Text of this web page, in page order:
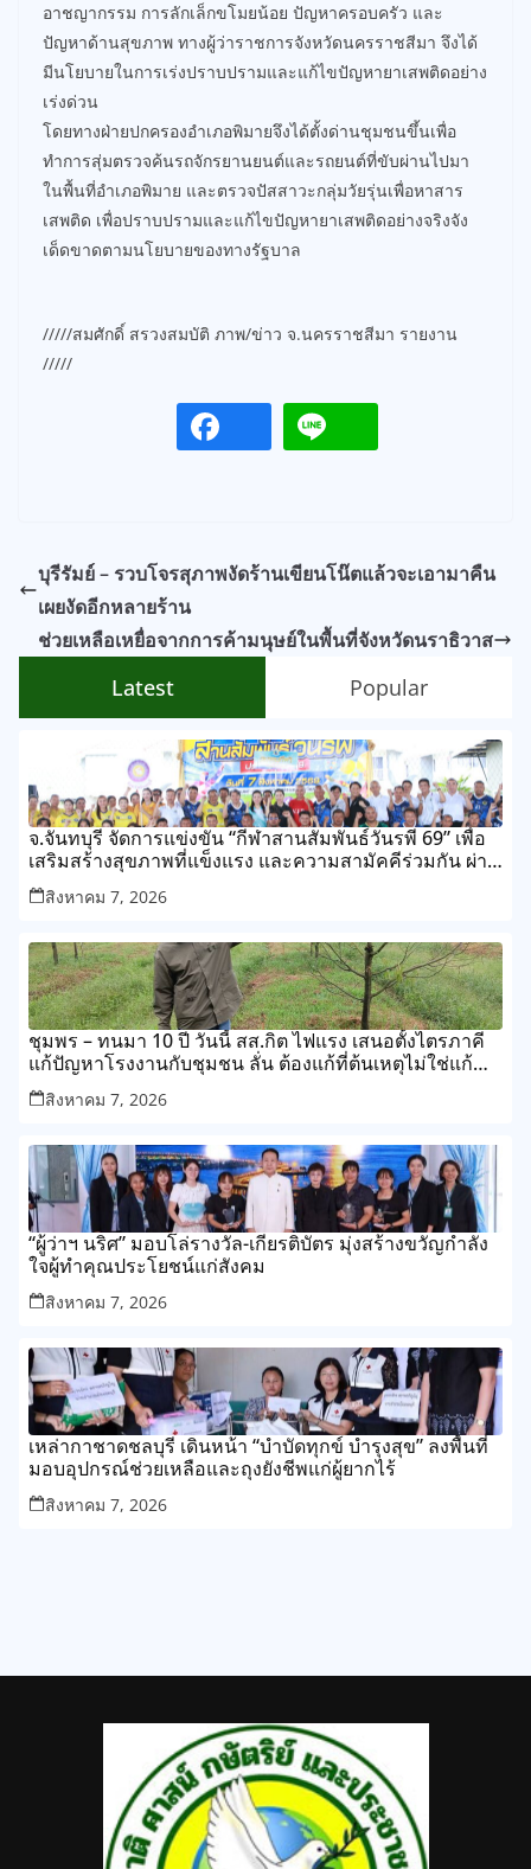
อาชญากรรม การลักเล็กขโมยน้อย ปัญหาครอบครัว และ
ปัญหาด้านสุขภาพ ทางผู้ว่าราชการจังหวัดนครราชสีมา จึงได้
มีนโยบายในการเร่งปราบปรามและแก้ไขปัญหายาเสพติดอย่าง
เร่งด่วน
โดยทางฝ่ายปกครองอำเภอพิมายจึงได้ตั้งด่านชุมชนขึ้นเพื่อ
ทำการสุ่มตรวจค้นรถจักรยานยนต์และรถยนต์ที่ขับผ่านไปมา
ในพื้นที่อำเภอพิมาย และตรวจปัสสาวะกลุ่มวัยรุ่นเพื่อหาสาร
เสพติด เพื่อปราบปรามและแก้ไขปัญหายาเสพติดอย่างจริงจัง
เด็ดขาดตามนโยบายของทางรัฐบาล
/////สมศักดิ์ สรวงสมบัติ ภาพ/ข่าว จ.นครราชสีมา รายงาน
/////
บุรีรัมย์ – รวบโจรสุภาพงัดร้านเขียนโน๊ตแล้วจะเอามาคืน
เผยงัดอีกหลายร้าน
ช่วยเหลือเหยื่อจากการค้ามนุษย์ในพื้นที่จังหวัดนราธิวาส
Latest Popular
จ.จันทบุรี จัดการแข่งขัน “กีฬาสานสัมพันธ์วันรพี 69” เพื่อ
เสริมสร้างสุขภาพที่แข็งแรง และความสามัคคีร่วมกัน ผ่าน
การแข่งขันกีฬาและกิจกรรมนันทนาการ
สิงหาคม 7, 2026
ชุมพร – ทนมา 10 ปี วันนี้ สส.กิต ไฟแรง เสนอตั้งไตรภาคี
แก้ปัญหาโรงงานกับชุมชน ลั่น ต้องแก้ที่ต้นเหตุไม่ใช่แก้
ปลายเหตุไม่รู้จบ
สิงหาคม 7, 2026
“ผู้ว่าฯ นริศ” มอบโล่รางวัล-เกียรติบัตร มุ่งสร้างขวัญกำลัง
ใจผู้ทำคุณประโยชน์แก่สังคม
สิงหาคม 7, 2026
เหล่ากาชาดชลบุรี เดินหน้า “บำบัดทุกข์ บำรุงสุข” ลงพื้นที่
มอบอุปกรณ์ช่วยเหลือและถุงยังชีพแก่ผู้ยากไร้
สิงหาคม 7, 2026